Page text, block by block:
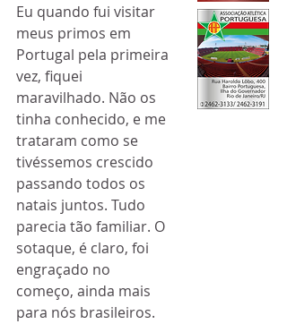
Eu quando fui visitar
meus primos em
Portugal pela primeira
vez, fiquei
maravilhado. Não os
tinha conhecido, e me
trataram como se
tivéssemos crescido
passando todos os
natais juntos. Tudo
parecia tão familiar. O
sotaque, é claro, foi
engraçado no
começo, ainda mais
para nós brasileiros.